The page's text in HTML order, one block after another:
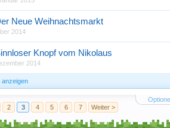
Neue Weihnachtsmarkt
2014
Knopf vom Nikolaus
2014
anzeigen
2 3 4 5 6 7 Weiter >